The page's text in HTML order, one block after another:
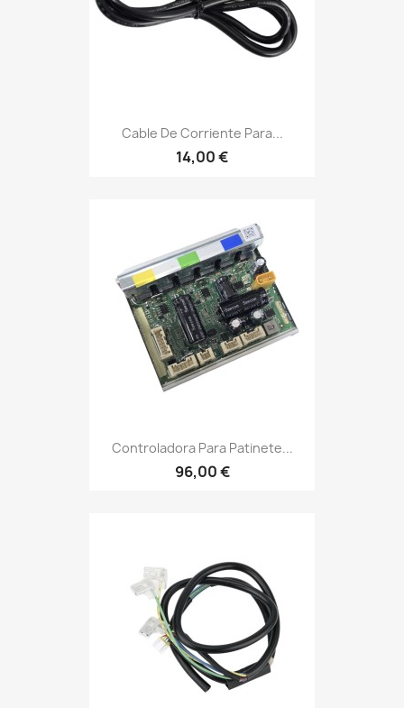
Cable De Corriente Para...
14,00 €
Controladora Para Patinete...
96,00 €